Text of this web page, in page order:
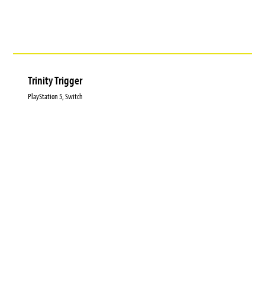
Trinity Trigger
PlayStation 5, Switch